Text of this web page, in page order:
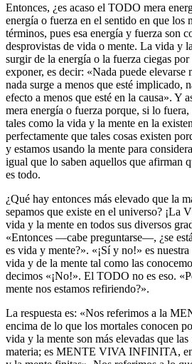
Entonces, ¿es acaso el TODO mera
energía o fuerza en el sentido en que los
términos, pues esa energía y fuerza son
desprovistas de vida o mente. La vida y
surgir de la energía o la fuerza ciegas
exponer, es decir: «Nada puede elevarse
nada surge a menos que esté implicado,
efecto a menos que esté en la causa». Y
mera energía o fuerza porque, si lo fuera,
tales como la vida y la mente en la
perfectamente que tales cosas existen
y estamos usando la mente para
igual que lo saben aquellos que afirman
es todo.
¿Qué hay entonces más elevado que la
sepamos que existe en el universo?
vida y la mente en todos sus diversos
«Entonces —cabe preguntarse—, ¿se
es vida y mente?». «¡Sí y no!» es nuestra
vida y de la mente tal como las
decimos «¡No!». El TODO no es eso.
mente nos estamos refiriendo?».
La respuesta es: «Nos referimos a la
encima de lo que los mortales conocen
vida y la mente son más elevadas que
materia; es MENTE VIVA INFINITA,